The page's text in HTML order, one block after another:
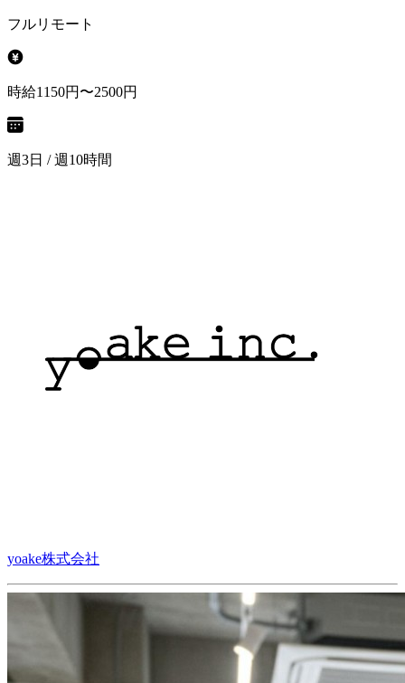
フルリモート
時給1150円〜2500円
週3日 / 週10時間
yoake株式会社